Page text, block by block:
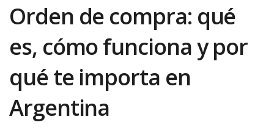
Orden de compra: qué
es, cómo funciona y por
qué te importa en
Argentina